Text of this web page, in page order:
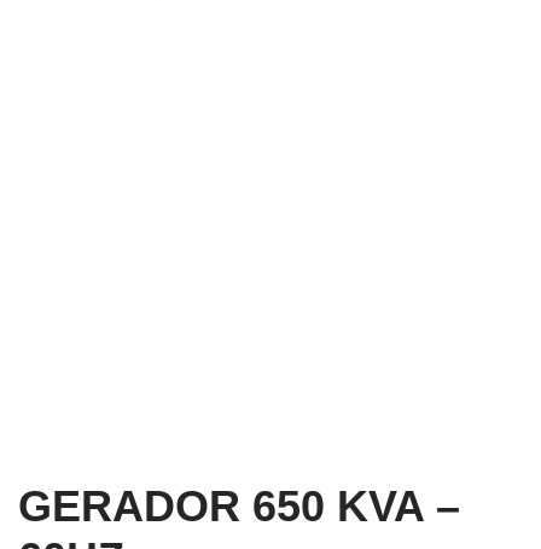
GERADOR 650 KVA –